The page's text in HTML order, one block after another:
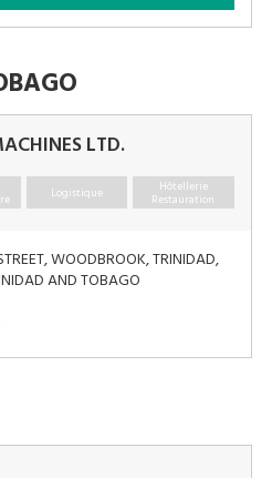
LTD.
Logistique Hôtellerie
Restauration
WOODBROOK, TRINIDAD,
AND TOBAGO